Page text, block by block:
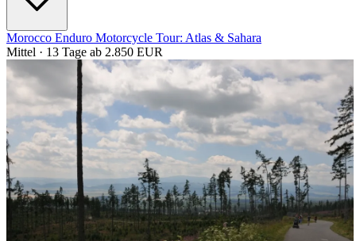
Morocco Enduro Motorcycle Tour: Atlas & Sahara
Mittel · 13 Tage ab 2.850 EUR